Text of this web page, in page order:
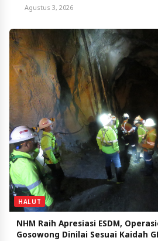
Agustus 3, 2026
HALUT
NHM Raih Apresiasi ESDM,
Gosowong Dinilai Sesuai Kaidah